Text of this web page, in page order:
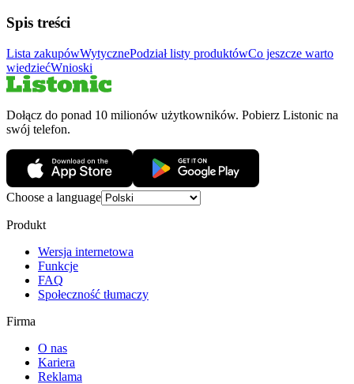
Spis treści
Lista zakupówWytycznePodział listy produktówCo jeszcze warto
wiedziećWnioski
Dołącz do ponad 10 milionów użytkowników. Pobierz Listonic na
swój telefon.
Choose a language
Produkt
Wersja internetowa
Funkcje
FAQ
Społeczność tłumaczy
Firma
O nas
Kariera
Reklama